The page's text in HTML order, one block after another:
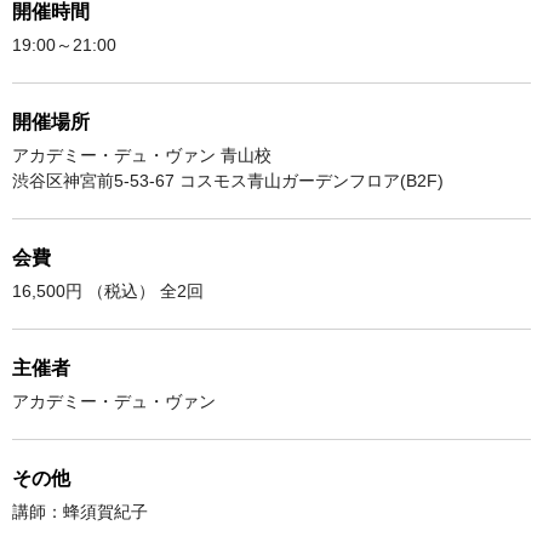
開催時間
19:00～21:00
開催場所
アカデミー・デュ・ヴァン 青山校
渋谷区神宮前5-53-67 コスモス青山ガーデンフロア(B2F)
会費
16,500円 （税込） 全2回
主催者
アカデミー・デュ・ヴァン
その他
講師：蜂須賀紀子